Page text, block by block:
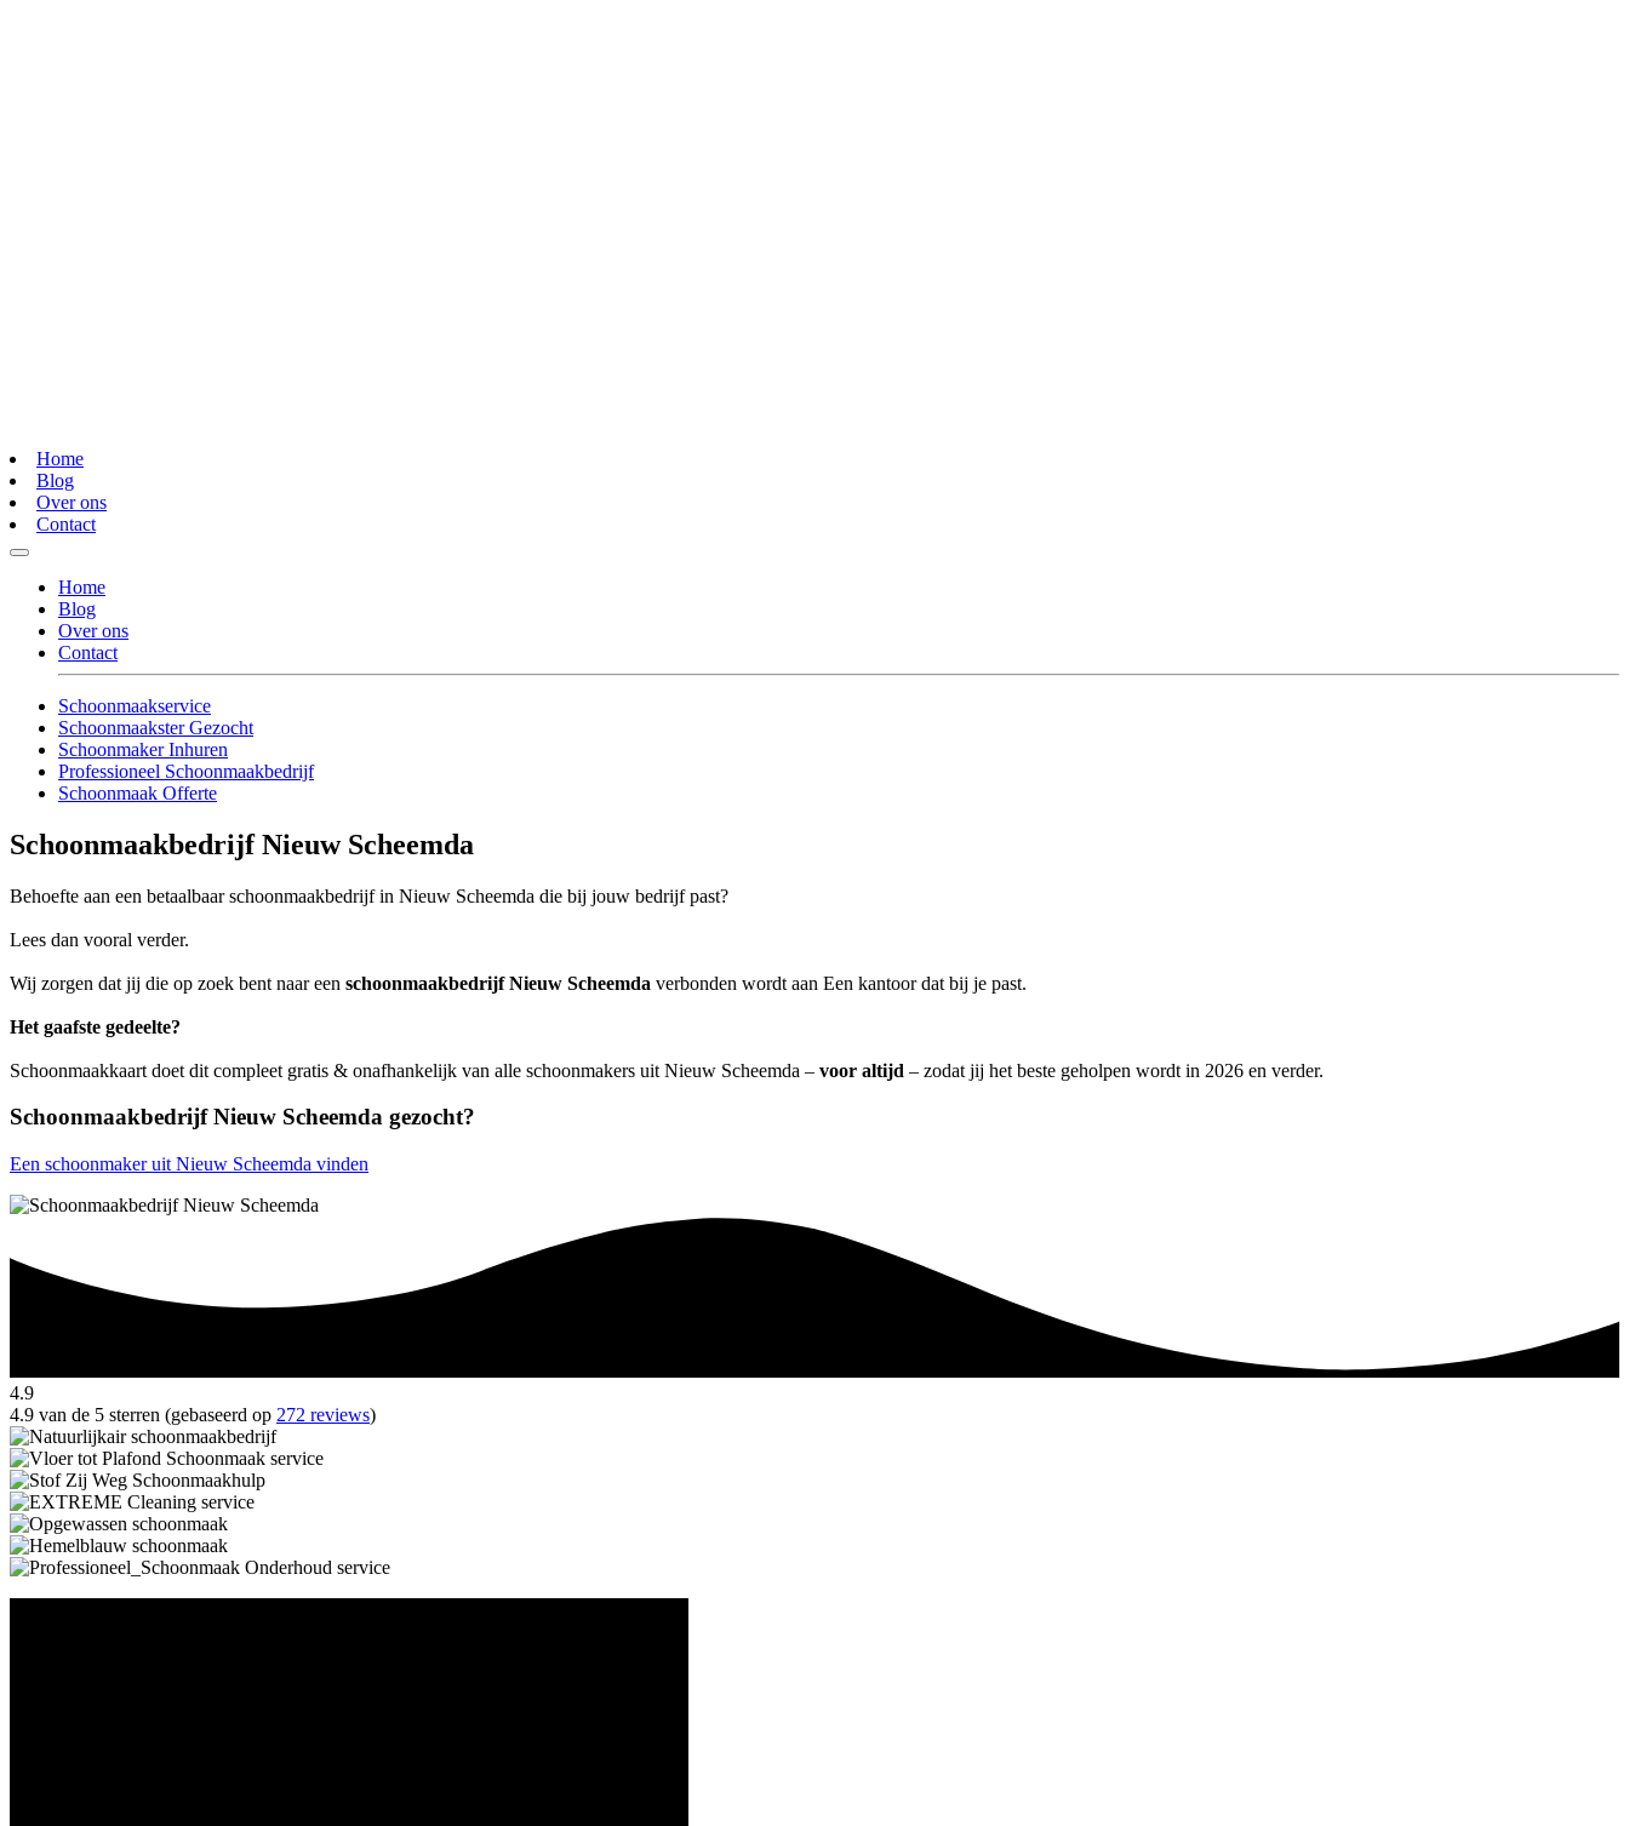
Home
Blog
Over ons
Contact
Home
Blog
Over ons
Contact
Schoonmaakservice
Schoonmaakster Gezocht
Schoonmaker Inhuren
Professioneel Schoonmaakbedrijf
Schoonmaak Offerte
Schoonmaakbedrijf Nieuw Scheemda
Behoefte aan een betaalbaar schoonmaakbedrijf in Nieuw Scheemda die bij jouw bedrijf past?
Lees dan vooral verder.
Wij zorgen dat jij die op zoek bent naar een schoonmaakbedrijf Nieuw Scheemda verbonden wordt aan Een kantoor dat bij je past.
Het gaafste gedeelte?
Schoonmaakkaart doet dit compleet gratis & onafhankelijk van alle schoonmakers uit Nieuw Scheemda – voor altijd – zodat jij het beste geholpen wordt in 2026 en verder.
Schoonmaakbedrijf Nieuw Scheemda gezocht?
Een schoonmaker uit Nieuw Scheemda vinden
4.9
4.9 van de 5 sterren (gebaseerd op 272 reviews)